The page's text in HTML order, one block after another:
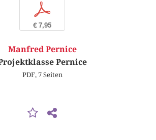
p
€ 7,95
Manfred Pernice
Pernice
PDF, 7 Seiten